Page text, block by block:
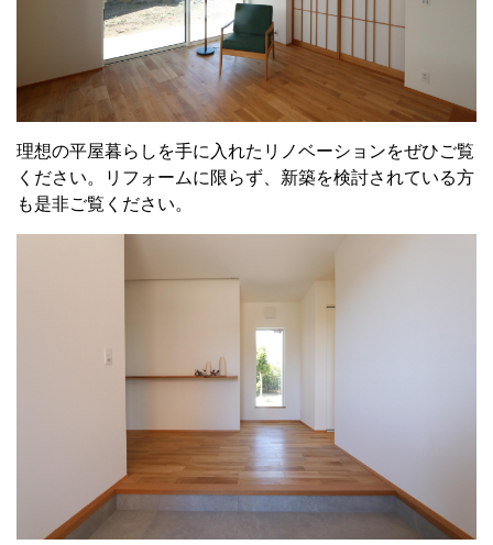
理想の平屋暮らしを手に入れたリノベーションをぜひご覧
ください。リフォームに限らず、新築を検討されている方
も是非ご覧ください。